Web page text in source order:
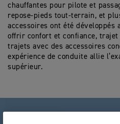
chauffantes pour pilote et
repose-pieds tout-terrain, et
accessoires ont été développés
offrir confort et confiance,
trajets avec des accessoires
expérience de conduite allie
supérieur.